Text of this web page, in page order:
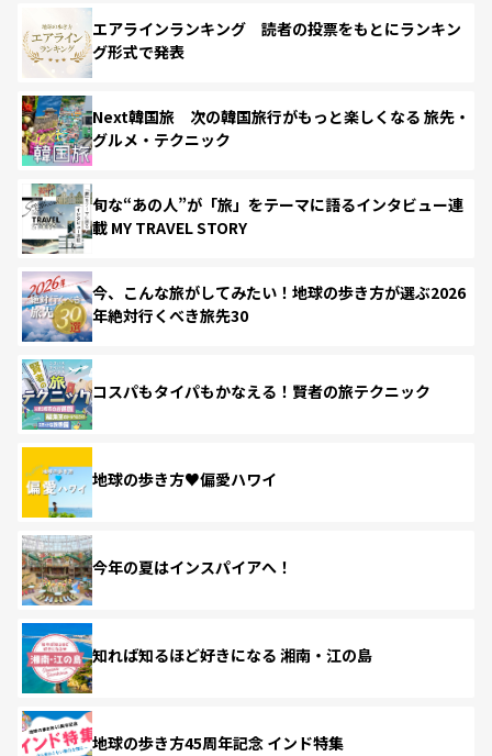
エアラインランキング 読者の投票をもとにランキン
グ形式で発表
Next韓国旅 次の韓国旅行がもっと楽しくなる 旅先・
グルメ・テクニック
旬な“あの人”が「旅」をテーマに語るインタビュー連
載 MY TRAVEL STORY
今、こんな旅がしてみたい！地球の歩き方が選ぶ2026
年絶対行くべき旅先30
コスパもタイパもかなえる！賢者の旅テクニック
地球の歩き方♥偏愛ハワイ
今年の夏はインスパイアへ！
知れば知るほど好きになる 湘南・江の島
地球の歩き方45周年記念 インド特集